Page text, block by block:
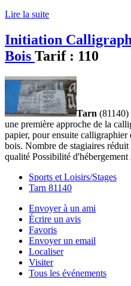
Lire la suite
Initiation
Bois Tarif : 110
Tarn (81140)
une première approche de la
papier, pour ensuite calligraphier
bois. Nombre de stagiaires
qualité Possibilité d'hébergement
Sports et Loisirs/Stages
Tarn 81140
Envoyer à un ami
Écrire un avis
Favoris
Envoyer un email
Localiser
Visiter
Tous les événements